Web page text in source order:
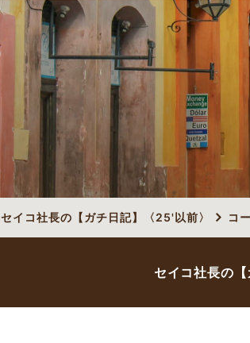
セイコ社長の【ガチ日記】〈25'以前〉 コ
セイコ社長の